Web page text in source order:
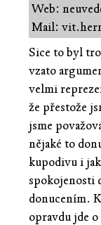
Web:
Mail:
Sice to byl
vzato
velmi
že přestože
jsme
nějaké to
kupodivu i
spokojenosti
donucením.
opravdu jde